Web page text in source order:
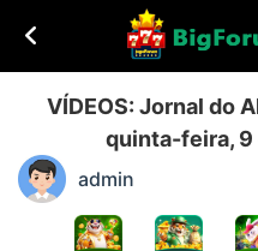
VÍDEOS: Jornal do
quinta-feira, 9
admin